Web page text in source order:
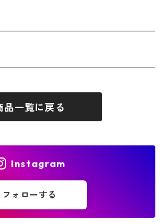
品一覧に戻る
Instagram
フォローする